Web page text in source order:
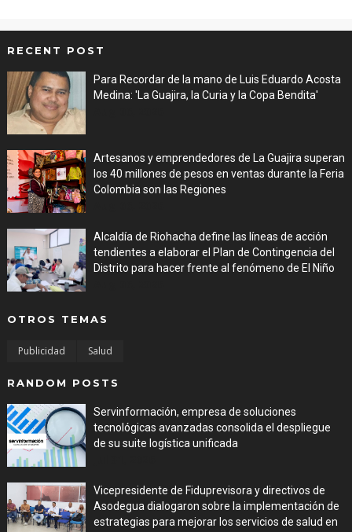
RECENT POST
Para Recordar de la mano de Luis Eduardo Acosta
Medina: 'La Guajira, la Curia y la Copa Bendita'
Artesanos y emprendedores de La Guajira superan
los 40 millones de pesos en ventas durante la Feria
Colombia son las Regiones
Alcaldía de Riohacha define las líneas de acción
tendientes a elaborar el Plan de Contingencia del
Distrito para hacer frente al fenómeno de El Niño
OTROS TEMAS
Publicidad Salud
RANDOM POSTS
Servinformación, empresa de soluciones
tecnológicas avanzadas consolida el despliegue
de su suite logística unificada
Vicepresidente de Fiduprevisora y directivos de
Asodegua dialogaron sobre la implementación de
estrategias para mejorar los servicios de salud en